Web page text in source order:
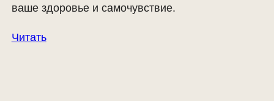
ваше здоровье и самочувствие.
Читать